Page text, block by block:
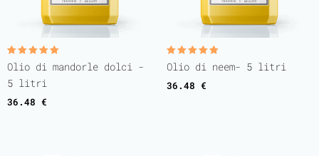
Valutato
5.00
su 5
Olio di mandorle dolci -
5 litri
36.48 €
Valutato
5.00
Olio di neem- 5 litri
36.48 €